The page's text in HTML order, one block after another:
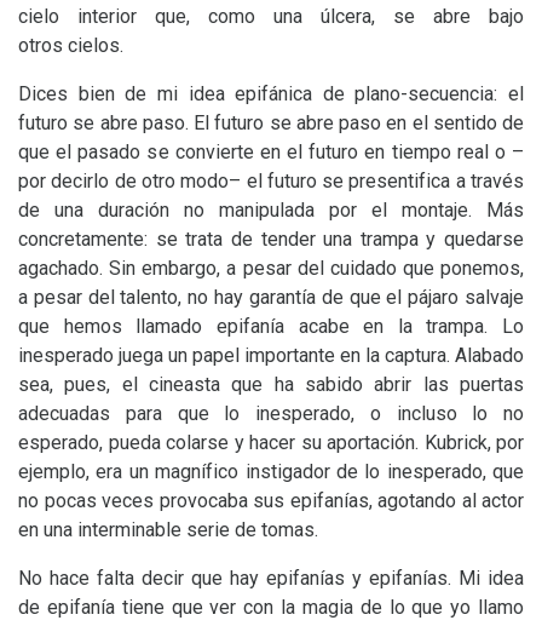
cielo interior que, como una úlcera, se abre bajo
otros cielos.
Dices bien de mi idea epifánica de plano-secuencia: el
futuro se abre paso. El futuro se abre paso en el sentido de
que el pasado se convierte en el futuro en tiempo real o –
por decirlo de otro modo– el futuro se presentifica a través
de una duración no manipulada por el montaje. Más
concretamente: se trata de tender una trampa y quedarse
agachado. Sin embargo, a pesar del cuidado que ponemos,
a pesar del talento, no hay garantía de que el pájaro salvaje
que hemos llamado epifanía acabe en la trampa. Lo
inesperado juega un papel importante en la captura. Alabado
sea, pues, el cineasta que ha sabido abrir las puertas
adecuadas para que lo inesperado, o incluso lo no
esperado, pueda colarse y hacer su aportación. Kubrick, por
ejemplo, era un magnífico instigador de lo inesperado, que
no pocas veces provocaba sus epifanías, agotando al actor
en una interminable serie de tomas.
No hace falta decir que hay epifanías y epifanías. Mi idea
de epifanía tiene que ver con la magia de lo que yo llamo